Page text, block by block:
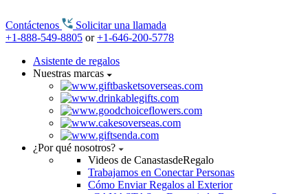
Contáctenos
Solicitar una llamada
+1-888-549-8805 or+1-646-200-5778
Asistente de regalos
Nuestras marcas
¿Por qué nosotros?
Videos de CanastasdeRegalo
Trabajamos en Conectar Personas
Cómo Enviar Regalos al Exterior